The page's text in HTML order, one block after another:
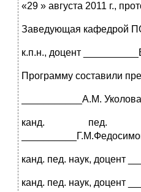
«29 » августа 2011 г.,
Заведующая кафедрой
к.п.н., доцент
Программу составили
___________А.М. Уколова
канд. пед.
канд. пед. наук, доцент
канд. пед. наук, доцент